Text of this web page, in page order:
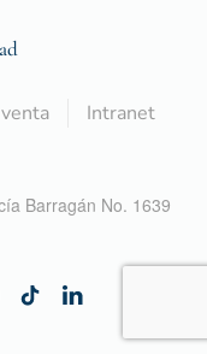
Intranet
Barragán No. 1639